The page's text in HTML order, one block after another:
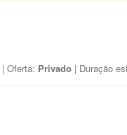
| Oferta: Privado | Duração